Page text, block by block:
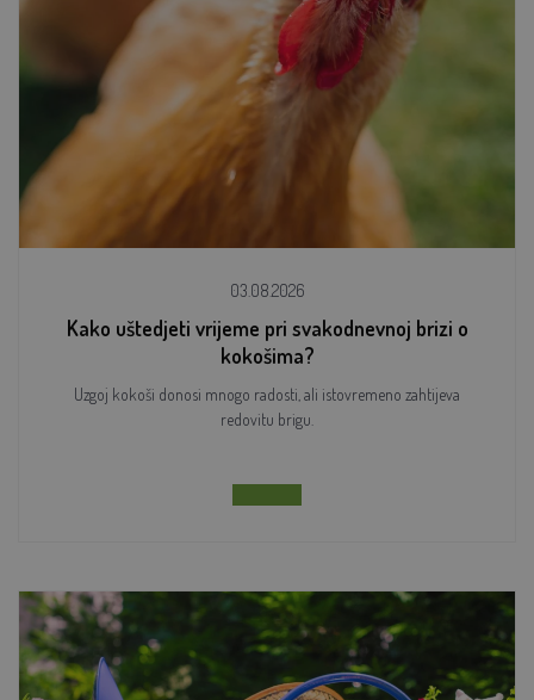
03.08.2026
Kako uštedjeti vrijeme pri svakodnevnoj brizi o
kokošima?
Uzgoj kokoši donosi mnogo radosti, ali istovremeno zahtijeva
redovitu brigu.